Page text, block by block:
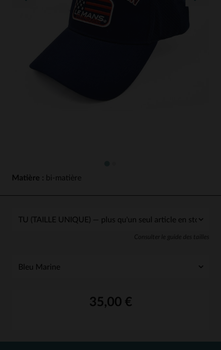
Matière : bi-matière
Consulter le guide des tailles
35,00 €